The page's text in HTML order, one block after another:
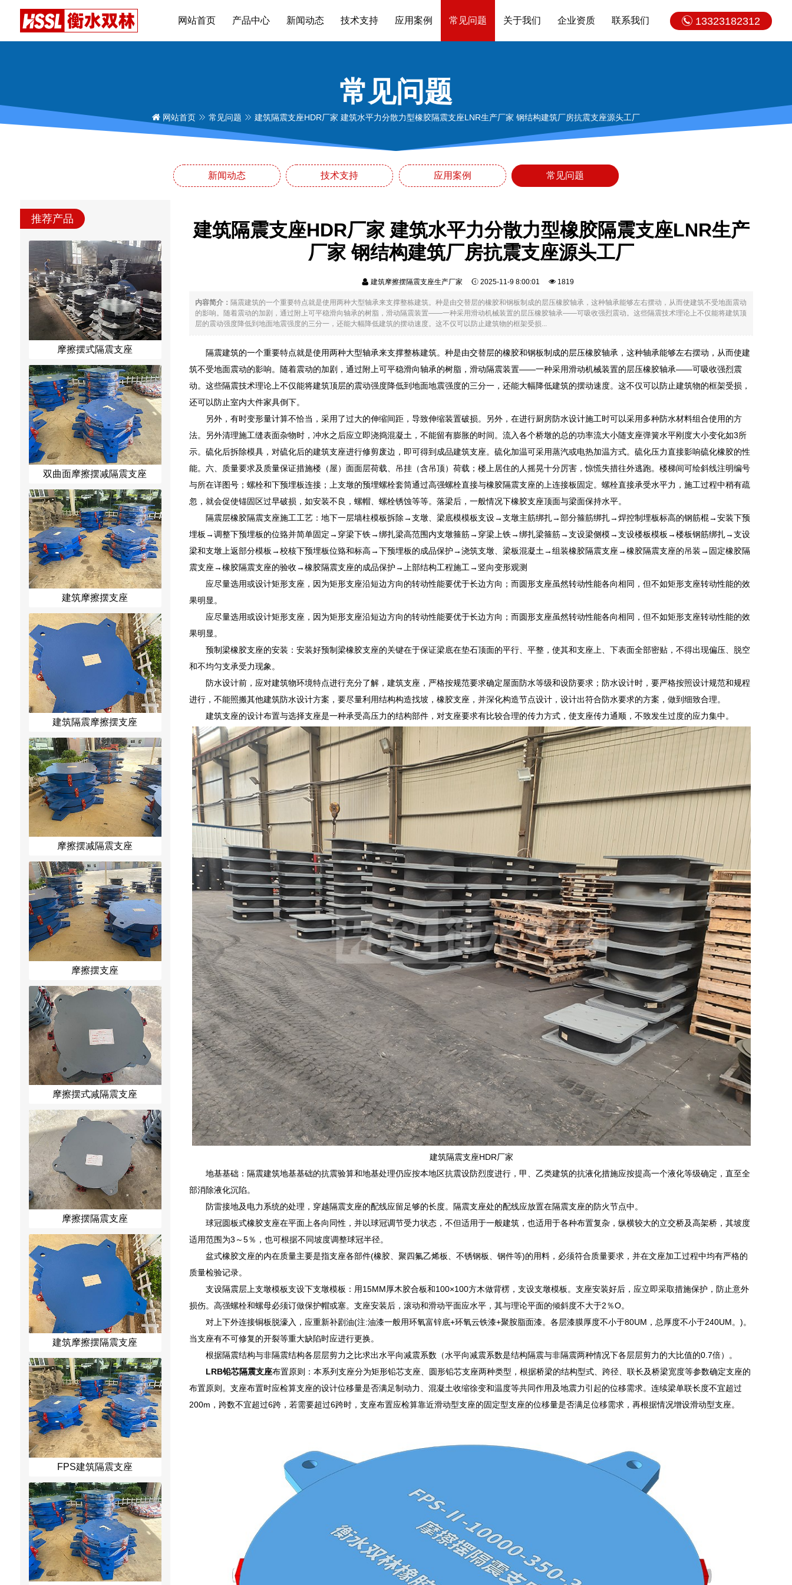
13323182312
网站首页 产品中心 新闻动态 技术支持 应用案例 常见问题 关于我们 企业资质 联系我们
常见问题
网站首页 常见问题 建筑隔震支座HDR厂家 建筑水平力分散力型橡胶隔震支座LNR生产厂家 钢结构建筑厂房抗震支座源头工厂
新闻动态 技术支持 应用案例 常见问题
推荐产品
摩擦摆式隔震支座
双曲面摩擦摆减隔震支座
建筑摩擦摆支座
建筑隔震摩擦摆支座
摩擦摆减隔震支座
摩擦摆支座
摩擦摆式减隔震支座
摩擦摆隔震支座
建筑摩擦摆隔震支座
FPS建筑隔震支座
建筑隔震支座HDR厂家 建筑水平力分散力型橡胶隔震支座LNR生产
厂家 钢结构建筑厂房抗震支座源头工厂
建筑摩擦摆隔震支座生产厂家 2025-11-9 8:00:01 1819
内容简介： 隔震建筑的一个重要特点就是使用两种大型轴承来支撑整栋建筑。种是由交替层的橡胶和钢板制成的层压橡胶轴承，这种轴承能够左右摆动，从而使建筑不受地面震动
的影响。随着震动的加剧，通过附上可平稳滑向轴承的树脂，滑动隔震装置——一种采用滑动机械装置的层压橡胶轴承——可吸收强烈震动。这些隔震技术理论上不仅能将建筑顶
层的震动强度降低到地面地震强度的三分一，还能大幅降低建筑的摆动速度。这不仅可以防止建筑物的框架受损...
隔震建筑的一个重要特点就是使用两种大型轴承来支撑整栋建筑。种是由交替层的橡胶和钢板制成的层压橡胶轴承，这种轴承能够左右摆动，从而使建
筑不受地面震动的影响。随着震动的加剧，通过附上可平稳滑向轴承的树脂，滑动隔震装置——一种采用滑动机械装置的层压橡胶轴承——可吸收强烈震
动。这些隔震技术理论上不仅能将建筑顶层的震动强度降低到地面地震强度的三分一，还能大幅降低建筑的摆动速度。这不仅可以防止建筑物的框架受损，
还可以防止室内大件家具倒下。
另外，有时变形量计算不恰当，采用了过大的伸缩间距，导致伸缩装置破损。另外，在进行厨房防水设计施工时可以采用多种防水材料组合使用的方
法。另外清理施工缝表面杂物时，冲水之后应立即浇捣混凝土，不能留有膨胀的时间。流入各个桥墩的总的功率流大小随支座弹簧水平刚度大小变化如3所
示。硫化后拆除模具，对硫化后的建筑支座进行修剪废边，即可得到成品建筑支座。硫化加温可采用蒸汽或电热加温方式。硫化压力直接影响硫化橡胶的性
能。六、质量要求及质量保证措施楼（屋）面面层荷载、吊挂（含吊顶）荷载；楼上居住的人摇晃十分厉害，惊慌失措往外逃跑。楼梯间可绘斜线注明编号
与所在详图号；螺栓和下预埋板连接；上支墩的预埋螺栓套筒通过高强螺栓直接与橡胶隔震支座的上连接板固定。螺栓直接承受水平力，施工过程中稍有疏
忽，就会促使锚固区过早破损，如安装不良，螺帽、螺栓锈蚀等等。落梁后，一般情况下橡胶支座顶面与梁面保持水平。
隔震层橡胶隔震支座施工工艺：地下一层墙柱模板拆除→支墩、梁底模模板支设→支墩主筋绑扎→部分箍筋绑扎→焊控制埋板标高的钢筋棍→安装下预
埋板→调整下预埋板的位臵并简单固定→穿梁下铁→绑扎梁高范围内支墩箍筋→穿梁上铁→绑扎梁箍筋→支设梁侧模→支设楼板模板→楼板钢筋绑扎→支设
梁和支墩上返部分模板→校核下预埋板位臵和标高→下预埋板的成品保护→浇筑支墩、梁板混凝土→组装橡胶隔震支座→橡胶隔震支座的吊装→固定橡胶隔
震支座→橡胶隔震支座的验收→橡胶隔震支座的成品保护→上部结构工程施工→竖向变形观测
应尽量选用或设计矩形支座，因为矩形支座沿短边方向的转动性能要优于长边方向；而圆形支座虽然转动性能各向相同，但不如矩形支座转动性能的效
果明显。
应尽量选用或设计矩形支座，因为矩形支座沿短边方向的转动性能要优于长边方向；而圆形支座虽然转动性能各向相同，但不如矩形支座转动性能的效
果明显。
预制梁橡胶支座的安装：安装好预制梁橡胶支座的关键在于保证梁底在垫石顶面的平行、平整，使其和支座上、下表面全部密贴，不得出现偏压、脱空
和不均匀支承受力现象。
防水设计前，应对建筑物环境特点进行充分了解，建筑支座，严格按规范要求确定屋面防水等级和设防要求；防水设计时，要严格按照设计规范和规程
进行，不能照搬其他建筑防水设计方案，要尽量利用结构构造找坡，橡胶支座，并深化构造节点设计，设计出符合防水要求的方案，做到细致合理。
建筑支座的设计布置与选择支座是一种承受高压力的结构部件，对支座要求有比较合理的传力方式，使支座传力通顺，不致发生过度的应力集中。
建筑隔震支座HDR厂家
地基基础：隔震建筑地基基础的抗震验算和地基处理仍应按本地区抗震设防烈度进行，甲、乙类建筑的抗液化措施应按提高一个液化等级确定，直至全
部消除液化沉陷。
防雷接地及电力系统的处理，穿越隔震支座的配线应留足够的长度。隔震支座处的配线应放置在隔震支座的防火节点中。
球冠圆板式橡胶支座在平面上各向同性，并以球冠调节受力状态，不但适用于一般建筑，也适用于各种布置复杂，纵横较大的立交桥及高架桥，其坡度
适用范围为3～5％，也可根据不同坡度调整球冠半径。
盆式橡胶文座的内在质量主要是指支座各部件(橡胶、聚四氟乙烯板、不锈钢板、钢件等)的用料，必须符合质量要求，并在文座加工过程中均有严格的
质量检验记录。
支设隔震层上支墩模板支设下支墩模板：用15MM厚木胶合板和100×100方木做背楞，支设支墩模板。支座安装好后，应立即采取措施保护，防止意外
损伤。高强螺栓和螺母必须订做保护帽或塞。支座安装后，滚动和滑动平面应水平，其与理论平面的倾斜度不大于2％O。
对上下外连接铜板脱濠入，应重新补剧油(注:油漆一般用环氧富锌底+环氧云铁漆+聚胺脂面漆。各层漆膜厚度不小于80UM，总厚度不小于240UM。)。
当支座有不可修复的开裂等重大缺陷时应进行更换。
根据隔震结构与非隔震结构各层层剪力之比求出水平向减震系数（水平向减震系数是结构隔震与非隔震两种情况下各层层剪力的大比值的0.7倍）。
LRB铅芯隔震支座布置原则：本系列支座分为矩形铅芯支座、圆形铅芯支座两种类型，根据桥梁的结构型式、跨径、联长及桥梁宽度等参数确定支座的
布置原则。支座布置时应检算支座的设计位移量是否满足制动力、混凝土收缩徐变和温度等共同作用及地震力引起的位移需求。连续梁单联长度不宜超过
200m，跨数不宜超过6跨，若需要超过6跨时，支座布置应检算靠近滑动型支座的固定型支座的位移量是否满足位移需求，再根据情况增设滑动型支座。